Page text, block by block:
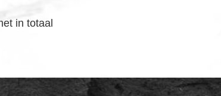
in totaal